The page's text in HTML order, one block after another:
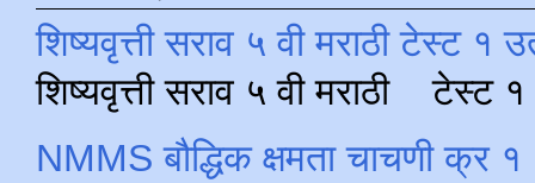
शिष्यवृत्ती सराव ५ वी मराठी टेस्ट १
शिष्यवृत्ती सराव ५ वी मराठी टेस्ट
NMMS बौद्धिक क्षमता चाचणी क्र